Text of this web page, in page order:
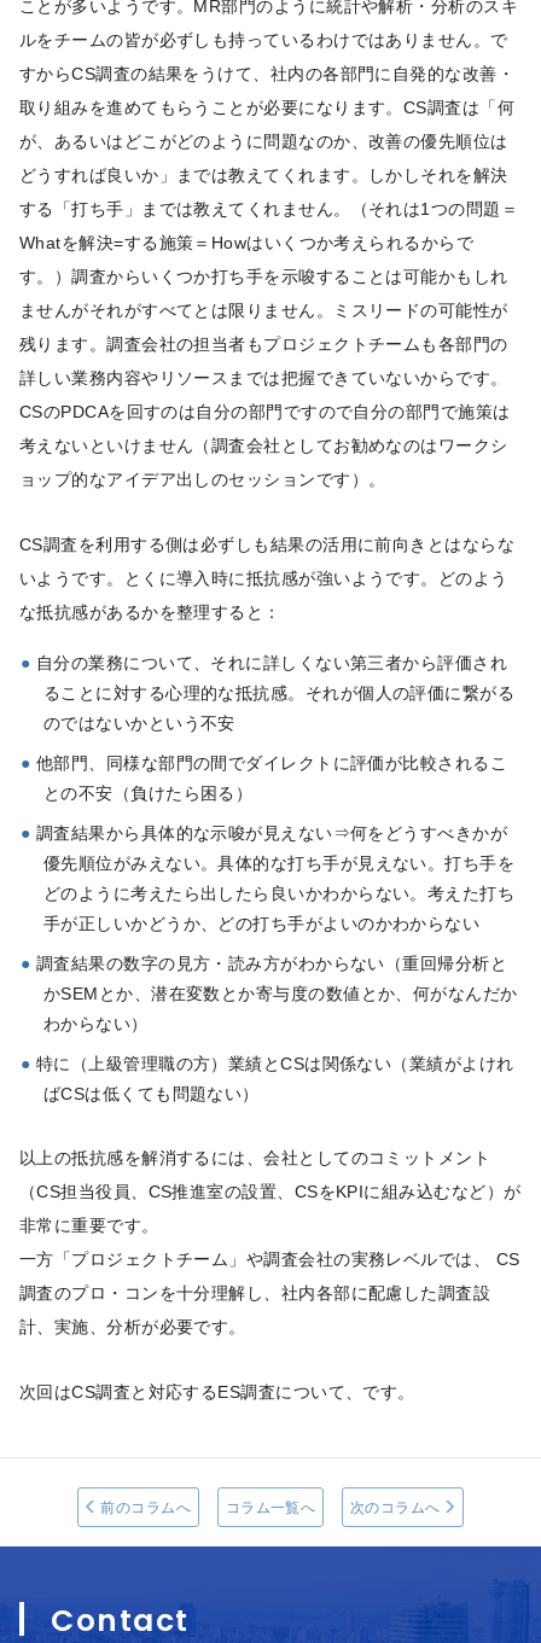
ことが多いようです。MR部門のように統計や解析・分析のスキ
ルをチームの皆が必ずしも持っているわけではありません。で
すからCS調査の結果をうけて、社内の各部門に自発的な改善・
取り組みを進めてもらうことが必要になります。CS調査は「何
が、あるいはどこがどのように問題なのか、改善の優先順位は
どうすれば良いか」までは教えてくれます。しかしそれを解決
する「打ち手」までは教えてくれません。（それは1つの問題＝
Whatを解決=する施策＝Howはいくつか考えられるからで
す。）調査からいくつか打ち手を示唆することは可能かもしれ
ませんがそれがすべてとは限りません。ミスリードの可能性が
残ります。調査会社の担当者もプロジェクトチームも各部門の
詳しい業務内容やリソースまでは把握できていないからです。
CSのPDCAを回すのは自分の部門ですので自分の部門で施策は
考えないといけません（調査会社としてお勧めなのはワークシ
ョップ的なアイデア出しのセッションです）。
CS調査を利用する側は必ずしも結果の活用に前向きとはならな
いようです。とくに導入時に抵抗感が強いようです。どのよう
な抵抗感があるかを整理すると：
自分の業務について、それに詳しくない第三者から評価され
ることに対する心理的な抵抗感。それが個人の評価に繋がる
のではないかという不安
他部門、同様な部門の間でダイレクトに評価が比較されるこ
との不安（負けたら困る）
調査結果から具体的な示唆が見えない⇒何をどうすべきかが
優先順位がみえない。具体的な打ち手が見えない。打ち手を
どのように考えたら出したら良いかわからない。考えた打ち
手が正しいかどうか、どの打ち手がよいのかわからない
調査結果の数字の見方・読み方がわからない（重回帰分析と
かSEMとか、潜在変数とか寄与度の数値とか、何がなんだか
わからない）
特に（上級管理職の方）業績とCSは関係ない（業績がよけれ
ばCSは低くても問題ない）
以上の抵抗感を解消するには、会社としてのコミットメント
（CS担当役員、CS推進室の設置、CSをKPIに組み込むなど）が
非常に重要です。
一方「プロジェクトチーム」や調査会社の実務レベルでは、 CS
調査のプロ・コンを十分理解し、社内各部に配慮した調査設
計、実施、分析が必要です。
次回はCS調査と対応するES調査について、です。
前のコラムへ コラム一覧へ 次のコラムへ
Contact